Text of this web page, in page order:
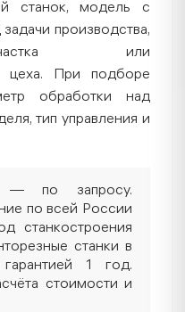
станок, модель с
производства,
или
цеха. При подборе
обработки над
тип управления и
— по запросу.
по всей России
станкостроения
станки в
1 год.
стоимости и